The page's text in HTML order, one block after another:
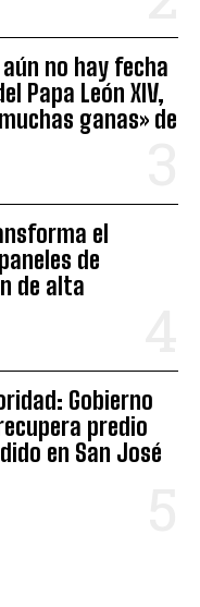
no hay fecha
Papa León XIV,
ganas» de
el
de
de alta
Gobierno
predio
en San José